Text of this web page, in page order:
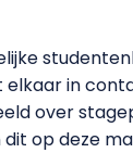
elkaar in
over
op deze